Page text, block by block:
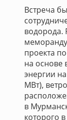
Встреча
водорода.
проекта
на основе
энергии
МВт),
в
которого